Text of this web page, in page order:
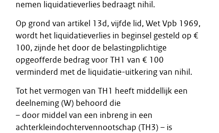
nemen liquidatieverlies bedraagt nihil.
Op grond van artikel 13d, vijfde lid, Wet Vpb 1969,
wordt het liquidatieverlies in beginsel gesteld op €
100, zijnde het door de belastingplichtige
opgeofferde bedrag voor TH1 van € 100
verminderd met de liquidatie-uitkering van nihil.
Tot het vermogen van TH1 heeft middellijk een
deelneming (W) behoord die
– door middel van een inbreng in een
achterkleindochtervennootschap (TH3) – is